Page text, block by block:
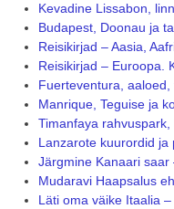
Kevadine Lissabon,
Budapest, Doonau ja
Reisikirjad – Aasia,
Reisikirjad – Euroopa.
Fuerteventura, aaloed,
Manrique, Teguise ja
Timanfaya
Lanzarote kuurordid ja
Järgmine Kanaari
Mudaravi Haapsalus
Läti oma väike Itaalia